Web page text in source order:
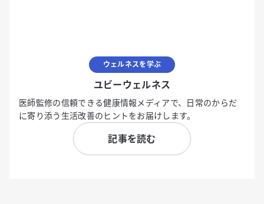
ウェルネスを学ぶ
ユビーウェルネス
医師監修の信頼できる健康情報メディアで、日常のからだ
に寄り添う生活改善のヒントをお届けします。
記事を読む